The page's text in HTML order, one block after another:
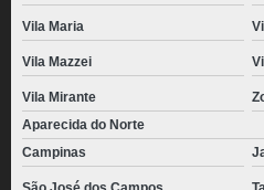
Vila Maria
Vila Mazzei
Vila Mirante
Aparecida do Norte
Campinas